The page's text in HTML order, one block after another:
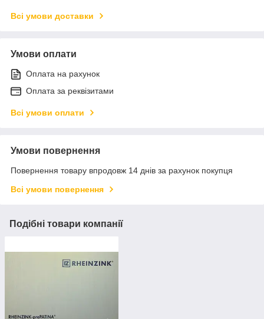
Всі умови доставки
Умови оплати
Оплата на рахунок
Оплата за реквізитами
Всі умови оплати
Умови повернення
Повернення товару впродовж 14 днів за рахунок покупця
Всі умови повернення
Подібні товари компанії